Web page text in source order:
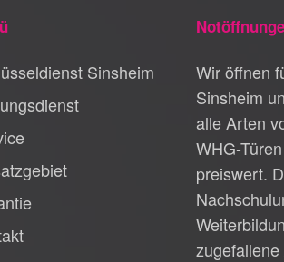
Sinsheim
Wir öffnen
Sinsheim
alle Arten
WHG-
preiswert.